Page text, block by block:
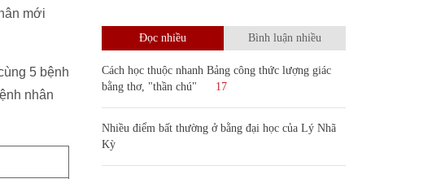
mới
5 bệnh
nhân
Đọc nhiều Bình luận nhiều
Cách học thuộc nhanh Bảng công thức lượng giác
bằng thơ, "thần chú"
17
Nhiều điểm bất thường ở bằng đại học của Lý Nhã
Kỳ